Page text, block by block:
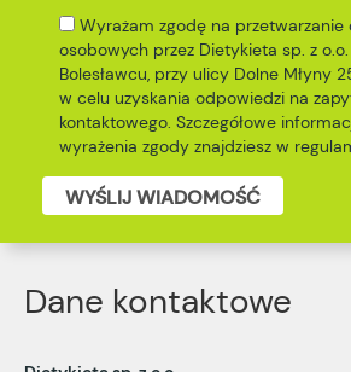
Dane kontaktowe
Wyrażam zgodę na przetwarzanie
osobowych przez Dietykieta sp. z
Bolesławcu, przy ulicy Dolne Młyny
w celu uzyskania odpowiedzi na
kontaktowego. Szczegółowe
wyrażenia zgody znajdziesz w
WYŚLIJ WIADOMOŚĆ